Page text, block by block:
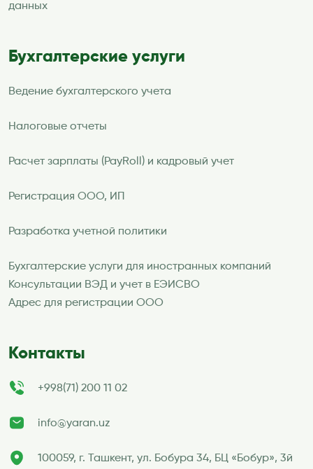
данных
Бухгалтерские услуги
Ведение бухгалтерского учета
Налоговые отчеты
Расчет зарплаты (PayRoll) и кадровый учет
Регистрация ООО, ИП
Разработка учетной политики
Бухгалтерские услуги для иностранных компаний
Консультации ВЭД и учет в ЕЭИСВО
Адрес для регистрации ООО
Контакты
+998(71) 200 11 02
info@yaran.uz
100059, г. Ташкент, ул. Бобура 34, БЦ «Бобур», 3й